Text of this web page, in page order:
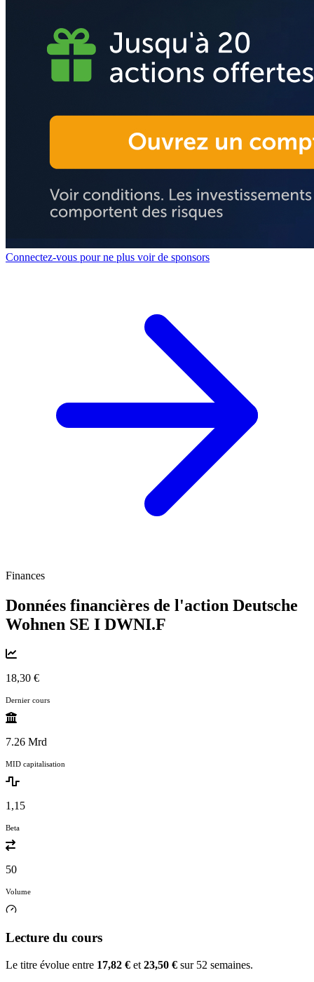
Connectez-vous pour ne plus voir de sponsors
Finances
Données financières de l'action Deutsche
Wohnen SE I DWNI.F
18,30 €
Dernier cours
7.26 Mrd
MID capitalisation
1,15
Beta
50
Volume
Lecture du cours
Le titre évolue entre 17,82 € et 23,50 € sur 52 semaines.